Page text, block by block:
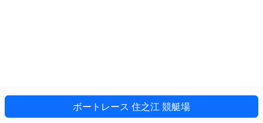
ボートレース 住之江 競艇場